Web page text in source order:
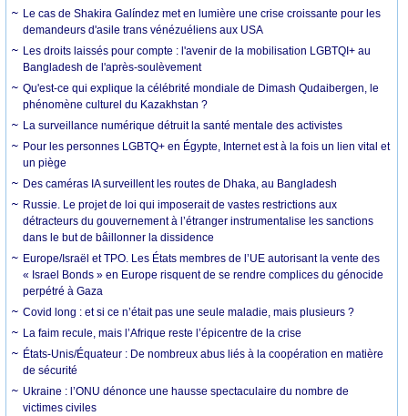
Le cas de Shakira Galíndez met en lumière une crise croissante pour les
demandeurs d'asile trans vénézuéliens aux USA
Les droits laissés pour compte : l'avenir de la mobilisation LGBTQI+ au
Bangladesh de l'après-soulèvement
Qu'est-ce qui explique la célébrité mondiale de Dimash Qudaibergen, le
phénomène culturel du Kazakhstan ?
La surveillance numérique détruit la santé mentale des activistes
Pour les personnes LGBTQ+ en Égypte, Internet est à la fois un lien vital et
un piège
Des caméras IA surveillent les routes de Dhaka, au Bangladesh
Russie. Le projet de loi qui imposerait de vastes restrictions aux
détracteurs du gouvernement à l’étranger instrumentalise les sanctions
dans le but de bâillonner la dissidence
Europe/Israël et TPO. Les États membres de l’UE autorisant la vente des
« Israel Bonds » en Europe risquent de se rendre complices du génocide
perpétré à Gaza
Covid long : et si ce n’était pas une seule maladie, mais plusieurs ?
La faim recule, mais l’Afrique reste l’épicentre de la crise
États-Unis/Équateur : De nombreux abus liés à la coopération en matière
de sécurité
Ukraine : l’ONU dénonce une hausse spectaculaire du nombre de
victimes civiles